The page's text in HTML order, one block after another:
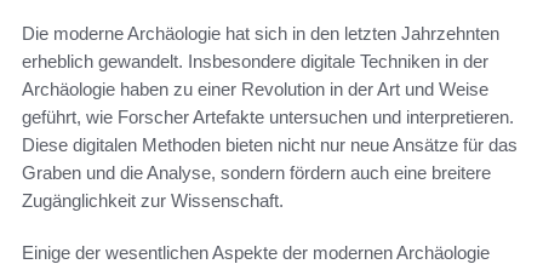
Die moderne Archäologie hat sich in den letzten Jahrzehnten
erheblich gewandelt. Insbesondere digitale Techniken in der
Archäologie haben zu einer Revolution in der Art und Weise
geführt, wie Forscher Artefakte untersuchen und interpretieren.
Diese digitalen Methoden bieten nicht nur neue Ansätze für das
Graben und die Analyse, sondern fördern auch eine breitere
Zugänglichkeit zur Wissenschaft.
Einige der wesentlichen Aspekte der modernen Archäologie